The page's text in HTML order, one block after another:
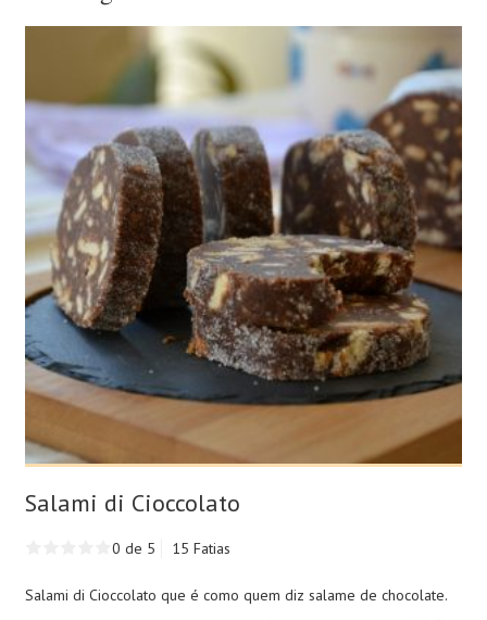
Salami di Cioccolato
0 de 5 15 Fatias
Salami di Cioccolato que é como quem diz salame de chocolate.